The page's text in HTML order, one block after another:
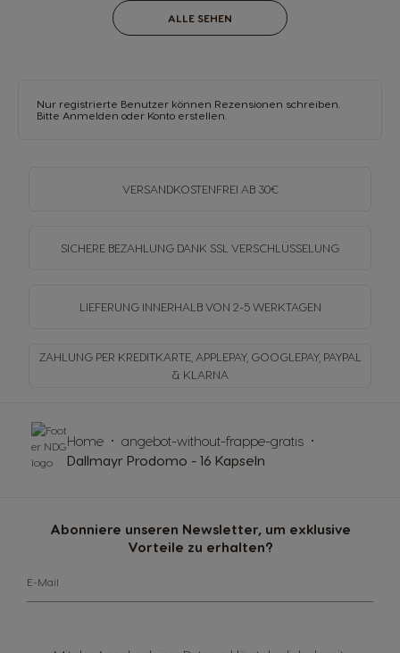
ALLE SEHEN
Nur registrierte Benutzer können Rezensionen schreiben.
Bitte Anmelden oder Konto erstellen
VERSANDKOSTENFREI AB 30€
SICHERE BEZAHLUNG DANK SSL VERSCHLÜSSELUNG
LIEFERUNG INNERHALB VON 2-5 WERKTAGEN
ZAHLUNG PER KREDITKARTE, APPLEPAY, GOOGLEPAY, PAYPAL
& KLARNA
Abonniere unseren Newsletter, um exklusive
Vorteile zu erhalten?
E-Mail
Home
angebot-without-frappe-gratis
Dallmayr Prodomo - 16 Kapseln